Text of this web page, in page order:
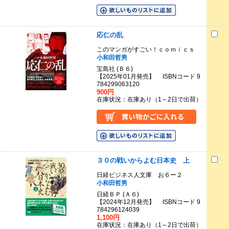
応仁の乱
このマンガがすごい！ｃｏｍｉｃｓ
小和田哲男
宝島社 (Ｂ６)
【2025年01月発売】 ISBNコード 9
784299063120
900円
在庫状況：在庫あり（1～2日で出荷）
３０の戦いからよむ日本史 上
日経ビジネス人文庫 お６ー２
小和田哲男
日経ＢＰ (Ａ６)
【2024年12月発売】 ISBNコード 9
784296124039
1,100円
在庫状況：在庫あり（1～2日で出荷）